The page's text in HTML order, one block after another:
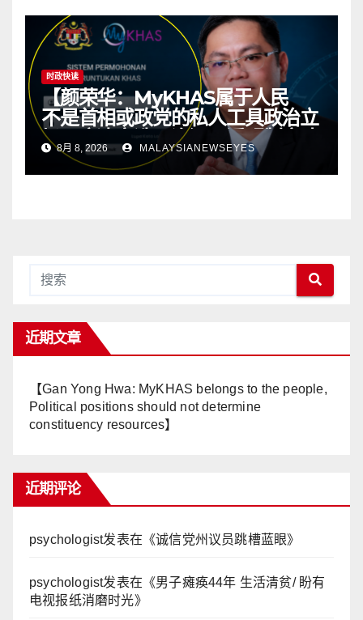
时政快读
【颜荣华：MyKHAS属于人民
不是首相或政党的私人工具政治立
场不应决定选区资源 透明制度才
有健康政治】
8月 8, 2026 MALAYSIANEWSEYES
近期文章
【Gan Yong Hwa: MyKHAS belongs to the people,
Political positions should not determine
constituency resources】
近期评论
psychologist发表在《诚信党州议员跳槽蓝眼》
psychologist发表在《男子瘫痪44年 生活清贫/ 盼有
电视报纸消磨时光》